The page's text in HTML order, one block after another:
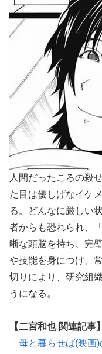
人間だったころの殺
た目は優しげなイケ
る。どんなに厳しい
者からも恐れられ、
晰な頭脳を持ち、完
や技能を身につけ、
切りにより、研究組
うになる。
【二宮和也 関連記事】
母と暮らせば(映画